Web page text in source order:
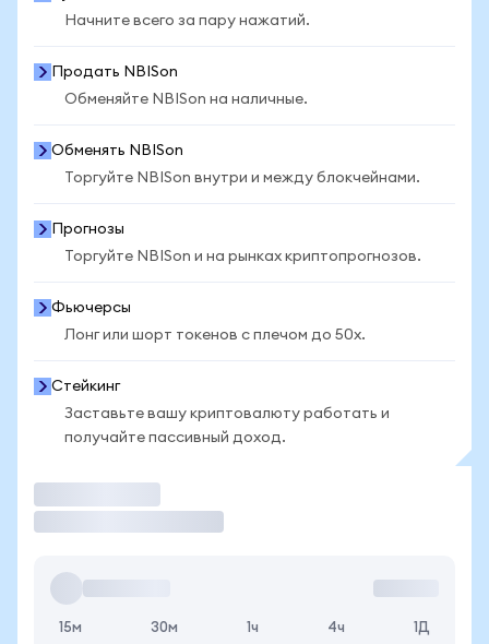
Начните всего за пару нажатий.
Продать NBISon
Обменяйте NBISon на наличные.
Обменять NBISon
Торгуйте NBISon внутри и между блокчейнами.
Прогнозы
Торгуйте NBISon и на рынках криптопрогнозов.
Фьючерсы
Лонг или шорт токенов с плечом до 50x.
Стейкинг
Заставьте вашу криптовалюту работать и
получайте пассивный доход.
15м 30м 1ч 4ч 1Д